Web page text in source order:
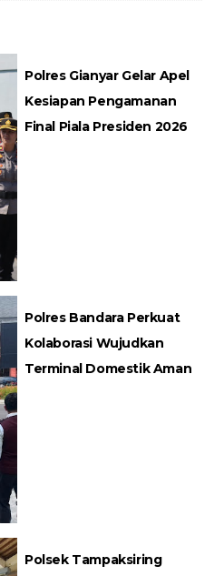
Polres Gianyar Gelar Apel
Kesiapan Pengamanan
Final Piala Presiden 2026
Polres Bandara Perkuat
Kolaborasi Wujudkan
Terminal Domestik Aman
Polsek Tampaksiring